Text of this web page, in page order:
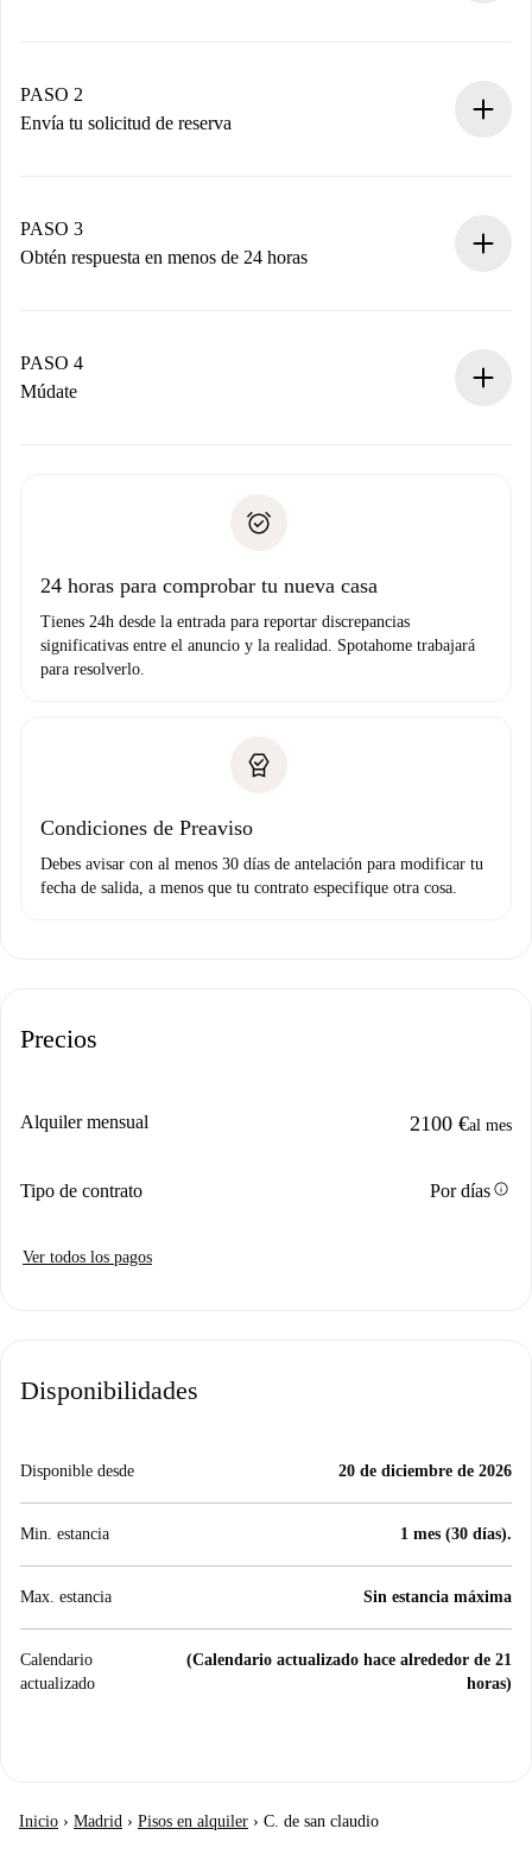
Tienes toda la información necesaria por adelantado.
PASO 2
Envía tu solicitud de reserva
propietario acepte.
PASO 3
Obtén respuesta en menos de 24 horas
contacto con el propietario.
Si es rechazada: No te haremos ningún cargo y te
Prueba de solvencia
PASO 4
Múdate
no nos comunicas ningún problema.
24 horas para comprobar tu nueva casa
Tienes 24h desde la entrada para reportar discrepancias
significativas entre el anuncio y la realidad. Spotahome trabajará
para resolverlo.
Condiciones de Preaviso
Debes avisar con al menos 30 días de antelación para modificar tu
fecha de salida, a menos que tu contrato especifique otra cosa.
Precios
Alquiler mensual 2100 €al mes
Tipo de contrato Por díasinfo
Ver todos los pagos
Disponibilidades
Disponible desde 20 de diciembre de 2026
Min. estancia 1 mes (30 días).
Max. estancia Sin estancia máxima
Calendario
actualizado
(Calendario actualizado hace alrededor de 21
horas)
Inicio › Madrid › Pisos en alquiler › C. de san claudio